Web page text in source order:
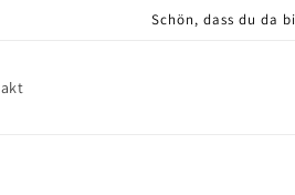
Schön, dass du da